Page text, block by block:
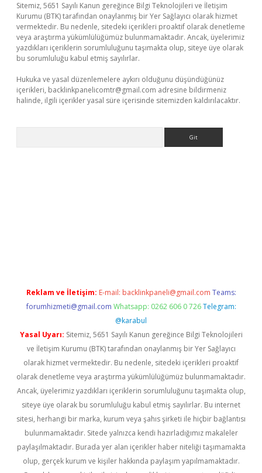
Sitemiz, 5651 Sayılı Kanun gereğince Bilgi Teknolojileri ve İletişim
Kurumu (BTK) tarafından onaylanmış bir Yer Sağlayıcı olarak hizmet
vermektedir. Bu nedenle, sitedeki içerikleri proaktif olarak denetleme
veya araştırma yükümlülüğümüz bulunmamaktadır. Ancak, üyelerimiz
yazdıkları içeriklerin sorumluluğunu taşımakta olup, siteye üye olarak
bu sorumluluğu kabul etmiş sayılırlar.
Hukuka ve yasal düzenlemelere aykırı olduğunu düşündüğünüz
içerikleri, backlinkpanelicomtr@gmail.com adresine bildirmeniz
halinde, ilgili içerikler yasal süre içerisinde sitemizden kaldırılacaktır.
Reklam ve İletişim: E-mail: backlinkpaneli@gmail.com Teams:
forumhizmeti@gmail.com Whatsapp: 0262 606 0 726 Telegram:
@karabul
Yasal Uyarı: Sitemiz, 5651 Sayılı Kanun gereğince Bilgi Teknolojileri
ve İletişim Kurumu (BTK) tarafından onaylanmış bir Yer Sağlayıcı
olarak hizmet vermektedir. Bu nedenle, sitedeki içerikleri proaktif
olarak denetleme veya araştırma yükümlülüğümüz bulunmamaktadır.
Ancak, üyelerimiz yazdıkları içeriklerin sorumluluğunu taşımakta olup,
siteye üye olarak bu sorumluluğu kabul etmiş sayılırlar. Bu internet
sitesi, herhangi bir marka, kurum veya şahıs şirketi ile hiçbir bağlantısı
bulunmamaktadır. Sitede yalnızca kendi hazırladığımız makaleler
paylaşılmaktadır. Burada yer alan içerikler haber niteliği taşımamakta
olup, gerçek kurum ve kişiler hakkında paylaşım yapılmamaktadır.